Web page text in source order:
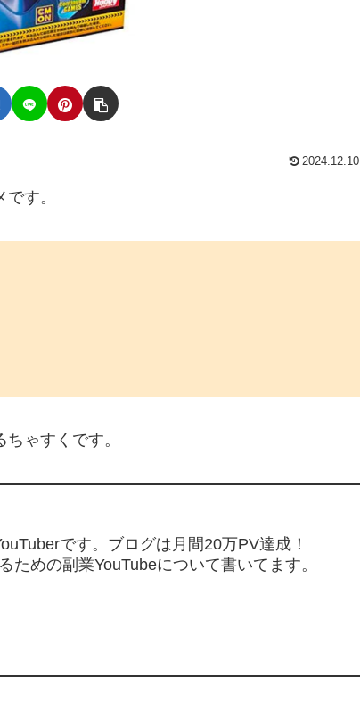
2024.12.10
す。
ゃすくです。
です。ブログは月間20万PV達成！
ための副業YouTubeについて書いてます。